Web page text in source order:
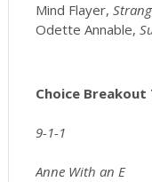
Mind Flayer,
Odette Annable,
Choice Breakout
9-1-1
Anne With an E